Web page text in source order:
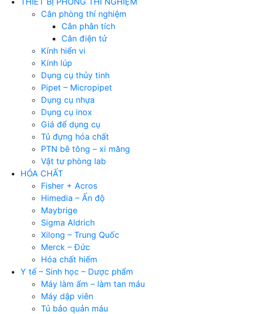
Cân phòng thí nghiệm
Cân phân tích
Cân điện tử
Kính hiển vi
Kính lúp
Dụng cụ thủy tinh
Pipet – Micropipet
Dụng cụ nhựa
Dụng cụ inox
Giá để dụng cụ
Tủ đựng hóa chất
PTN bê tông – xi măng
Vật tư phòng lab
HÓA CHẤT
Fisher + Acros
Himedia – Ấn độ
Maybrige
Sigma Aldrich
Xilong – Trung Quốc
Merck – Đức
Hóa chất hiếm
Y tế – Sinh học – Dược phẩm
Máy làm ấm – làm tan máu
Máy dập viên
Tủ bảo quản máu